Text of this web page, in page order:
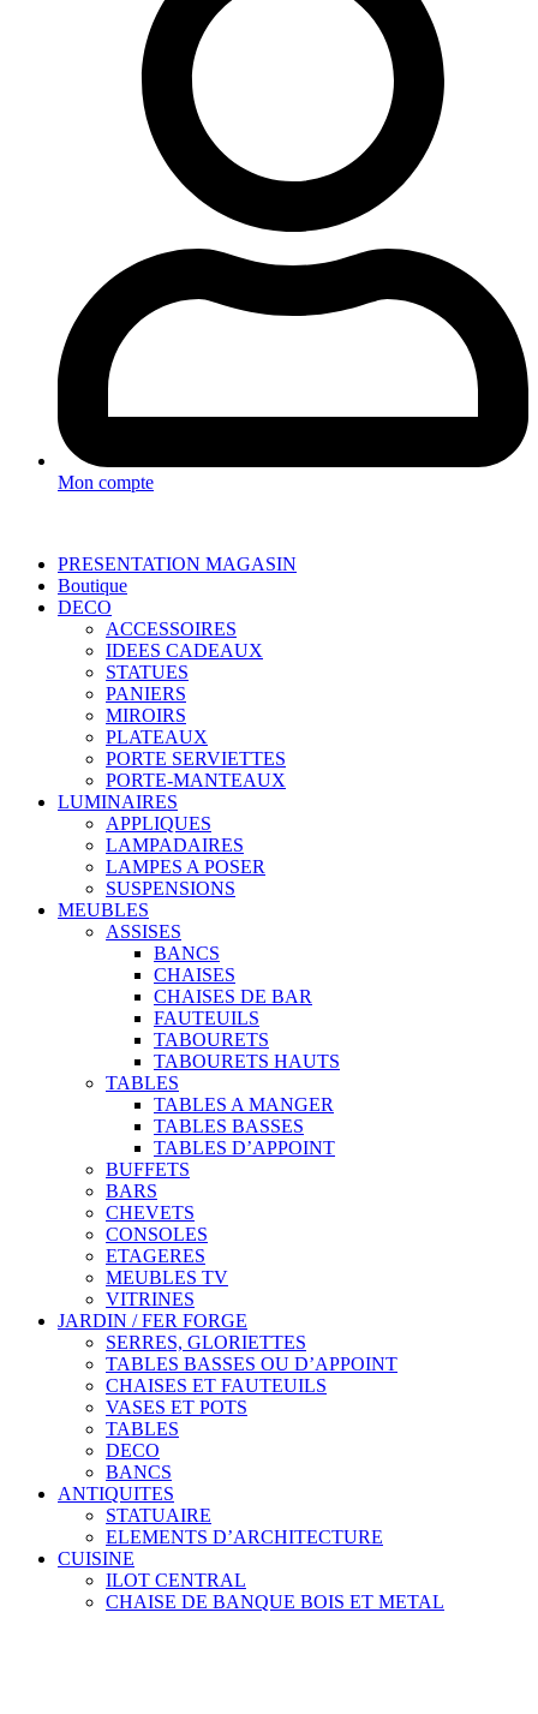
Mon compte
PRESENTATION MAGASIN
Boutique
DECO
ACCESSOIRES
IDEES CADEAUX
STATUES
PANIERS
MIROIRS
PLATEAUX
PORTE SERVIETTES
PORTE-MANTEAUX
LUMINAIRES
APPLIQUES
LAMPADAIRES
LAMPES A POSER
SUSPENSIONS
MEUBLES
ASSISES
BANCS
CHAISES
CHAISES DE BAR
FAUTEUILS
TABOURETS
TABOURETS HAUTS
TABLES
TABLES A MANGER
TABLES BASSES
TABLES D’APPOINT
BUFFETS
BARS
CHEVETS
CONSOLES
ETAGERES
MEUBLES TV
VITRINES
JARDIN / FER FORGE
SERRES, GLORIETTES
TABLES BASSES OU D’APPOINT
CHAISES ET FAUTEUILS
VASES ET POTS
TABLES
DECO
BANCS
ANTIQUITES
STATUAIRE
ELEMENTS D’ARCHITECTURE
CUISINE
ILOT CENTRAL
CHAISE DE BANQUE BOIS ET METAL